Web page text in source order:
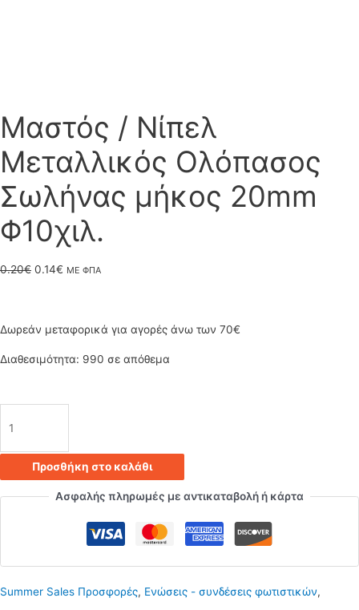
Μαστός / Νίπελ
Μεταλλικός Ολόπασος
Σωλήνας μήκος 20mm
Φ10χιλ.
0.20€ Original
was:
0.20€.
0.14€ Η
τιμή
είναι:
ΜΕ ΦΠΑ
Δωρεάν μεταφορικά για αγορές άνω των 70€
Διαθεσιμότητα: 990 σε απόθεμα
Νίπελ
Σωλήνας
μήκος
Προσθήκη στο καλάθι
Ασφαλής πληρωμές με αντικαταβολή ή κάρτα
Summer Sales Προσφορές, Ενώσεις - συνδέσεις φωτιστικών,